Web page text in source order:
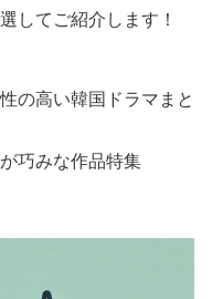
してご紹介します！
の高い韓国ドラマまと
巧みな作品特集